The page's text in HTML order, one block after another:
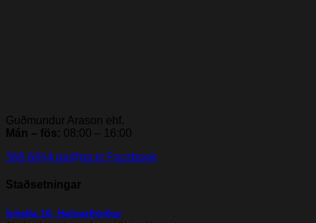
Guðmundur Arason ehf.
Mán – fös: 08:00 – 16:00
568 6844 ga@ga.is Facebook
Staðsetningar
Íshella 10, Hafnarfjörður